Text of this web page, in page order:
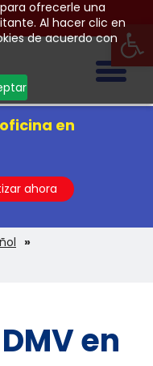
ofrecerle una
Al hacer clic en
de acuerdo con
en
ahora
en